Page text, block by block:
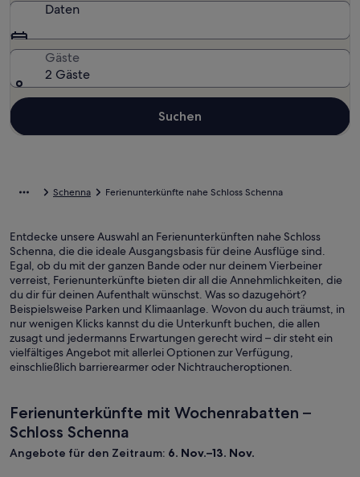
Daten
Gäste
2 Gäste
Suchen
Schenna Ferienunterkünfte nahe Schloss Schenna
Entdecke unsere Auswahl an Ferienunterkünften nahe Schloss
Schenna, die die ideale Ausgangsbasis für deine Ausflüge sind.
Egal, ob du mit der ganzen Bande oder nur deinem Vierbeiner
verreist, Ferienunterkünfte bieten dir all die Annehmlichkeiten, die
du dir für deinen Aufenthalt wünschst. Was so dazugehört?
Beispielsweise Parken und Klimaanlage. Wovon du auch träumst, in
nur wenigen Klicks kannst du die Unterkunft buchen, die allen
zusagt und jedermanns Erwartungen gerecht wird – dir steht ein
vielfältiges Angebot mit allerlei Optionen zur Verfügung,
einschließlich barrierearmer oder Nichtraucheroptionen.
Ferienunterkünfte mit Wochenrabatten –
Schloss Schenna
Angebote für den Zeitraum: 6. Nov.–13. Nov.